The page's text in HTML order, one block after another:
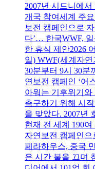
2007년 시드니에
개국 참여세계 주
보전 캠페인으로
다’… 한국WWF,
한 휴식 제안2026
일) WWF(세계자연
30분부터 9시 30분
연보전 캠페인 ‘어
아워는 기후위기
촉구하기 위해 시
을 맞았다. 2007년
현재 전 세계 190
자연보전 캠페인으
페라하우스, 중국
은 시간 불을 끄며